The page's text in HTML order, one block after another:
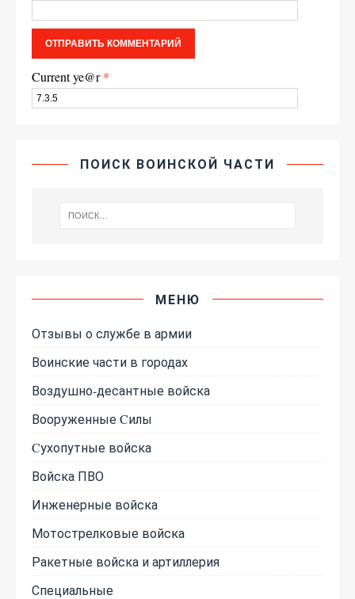
Current ye@r*
ПОИСК ВОИНСКОЙ ЧАСТИ
МЕНЮ
Отзывы о службе в армии
Воинские части в городах
Воздушно-десантные войска
Вооруженные Cилы
Cухопутные войска
Войска ПВО
Инженерные войска
Мотострелковые войска
Ракетные войска и артиллерия
Специальные